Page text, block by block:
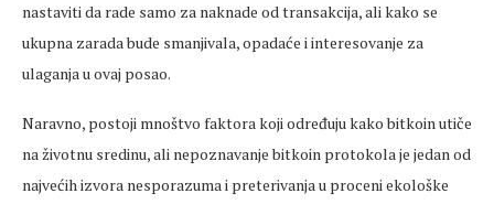
nastaviti da rade samo za naknade od transakcija, ali kako se
ukupna zarada bude smanjivala, opadaće i interesovanje za
ulaganja u ovaj posao.
Naravno, postoji mnoštvo faktora koji određuju kako bitkoin utiče
na životnu sredinu, ali nepoznavanje bitkoin protokola je jedan od
najvećih izvora nesporazuma i preterivanja u proceni ekološke